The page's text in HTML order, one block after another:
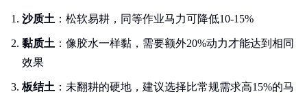
沙质土 ：松软易耕，同等作业马力可降低10-15%
黏质土 ：像胶水一样黏，需要额外20%动力才能达到相同
效果
板结土 ：未翻耕的硬地，建议选择比常规需求高15%的马